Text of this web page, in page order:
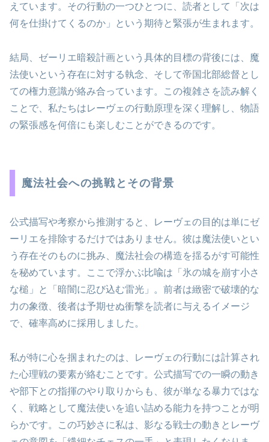
えています。その行動の一つひとつに、読者として「次は
何を仕掛けてくるのか」という期待と緊張が生まれます。
結局、ゼーリエ暗殺計画という具体的目標の背後には、魔
法使いという存在に対する執念、そして帝国北部総督とし
ての権力意識が絡み合っています。この複雑さを読み解く
ことで、私たちはレーヴェの行動原理を深く理解し、物語
の緊張感を何倍にも楽しむことができるのです。
魔法社会への挑戦とその背景
公式描写や考察から推測すると、レーヴェの目的は単にゼ
ーリエを排除するだけではありません。彼は魔法使いとい
う存在そのものに挑み、魔法社会の構造を揺るがす可能性
を秘めています。ここで浮かぶ比喩は「氷の城を崩す小さ
な槌」と「暗闇に忍び込む雷光」。前者は緻密で破壊的な
力の象徴、後者は予期せぬ衝撃を読者に与えるイメージ
で、確率高めに採用しました。
私が特に心を掴まれたのは、レーヴェの行動には計算され
た心理戦の要素が絡むことです。公式描写での一瞬の動き
や部下との指揮のやり取りからも、彼が単なる暴力ではな
く、戦略として魔法使いを追い詰める能力を持つことが明
らかです。この巧妙さに私は、影なる戦士の動きとレーヴ